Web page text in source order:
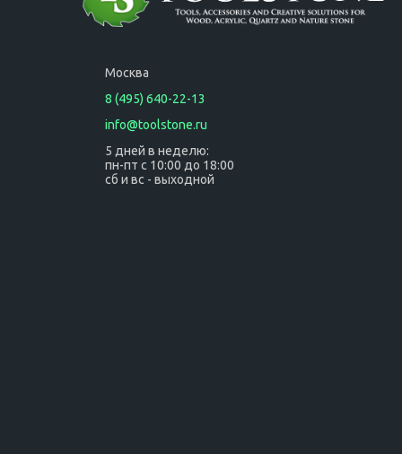
Москва
8 (495) 640-22-13
info@toolstone.ru
5 дней в неделю:
пн-пт с 10:00 до 18:00
сб и вс - выходной